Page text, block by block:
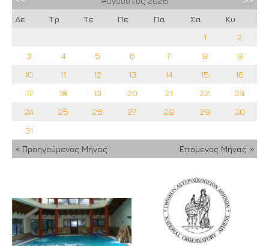
Δε
Τρ Τε Πε Πα Σα
Κυ
1
2
3
4 5 6 7 8
9
10
11 12 13 14 15
16
17
18 19 20 21 22
23
24
25 26 27 28 29
30
31
« Προηγούμενος Μήνας
Επόμενος Μήνας »